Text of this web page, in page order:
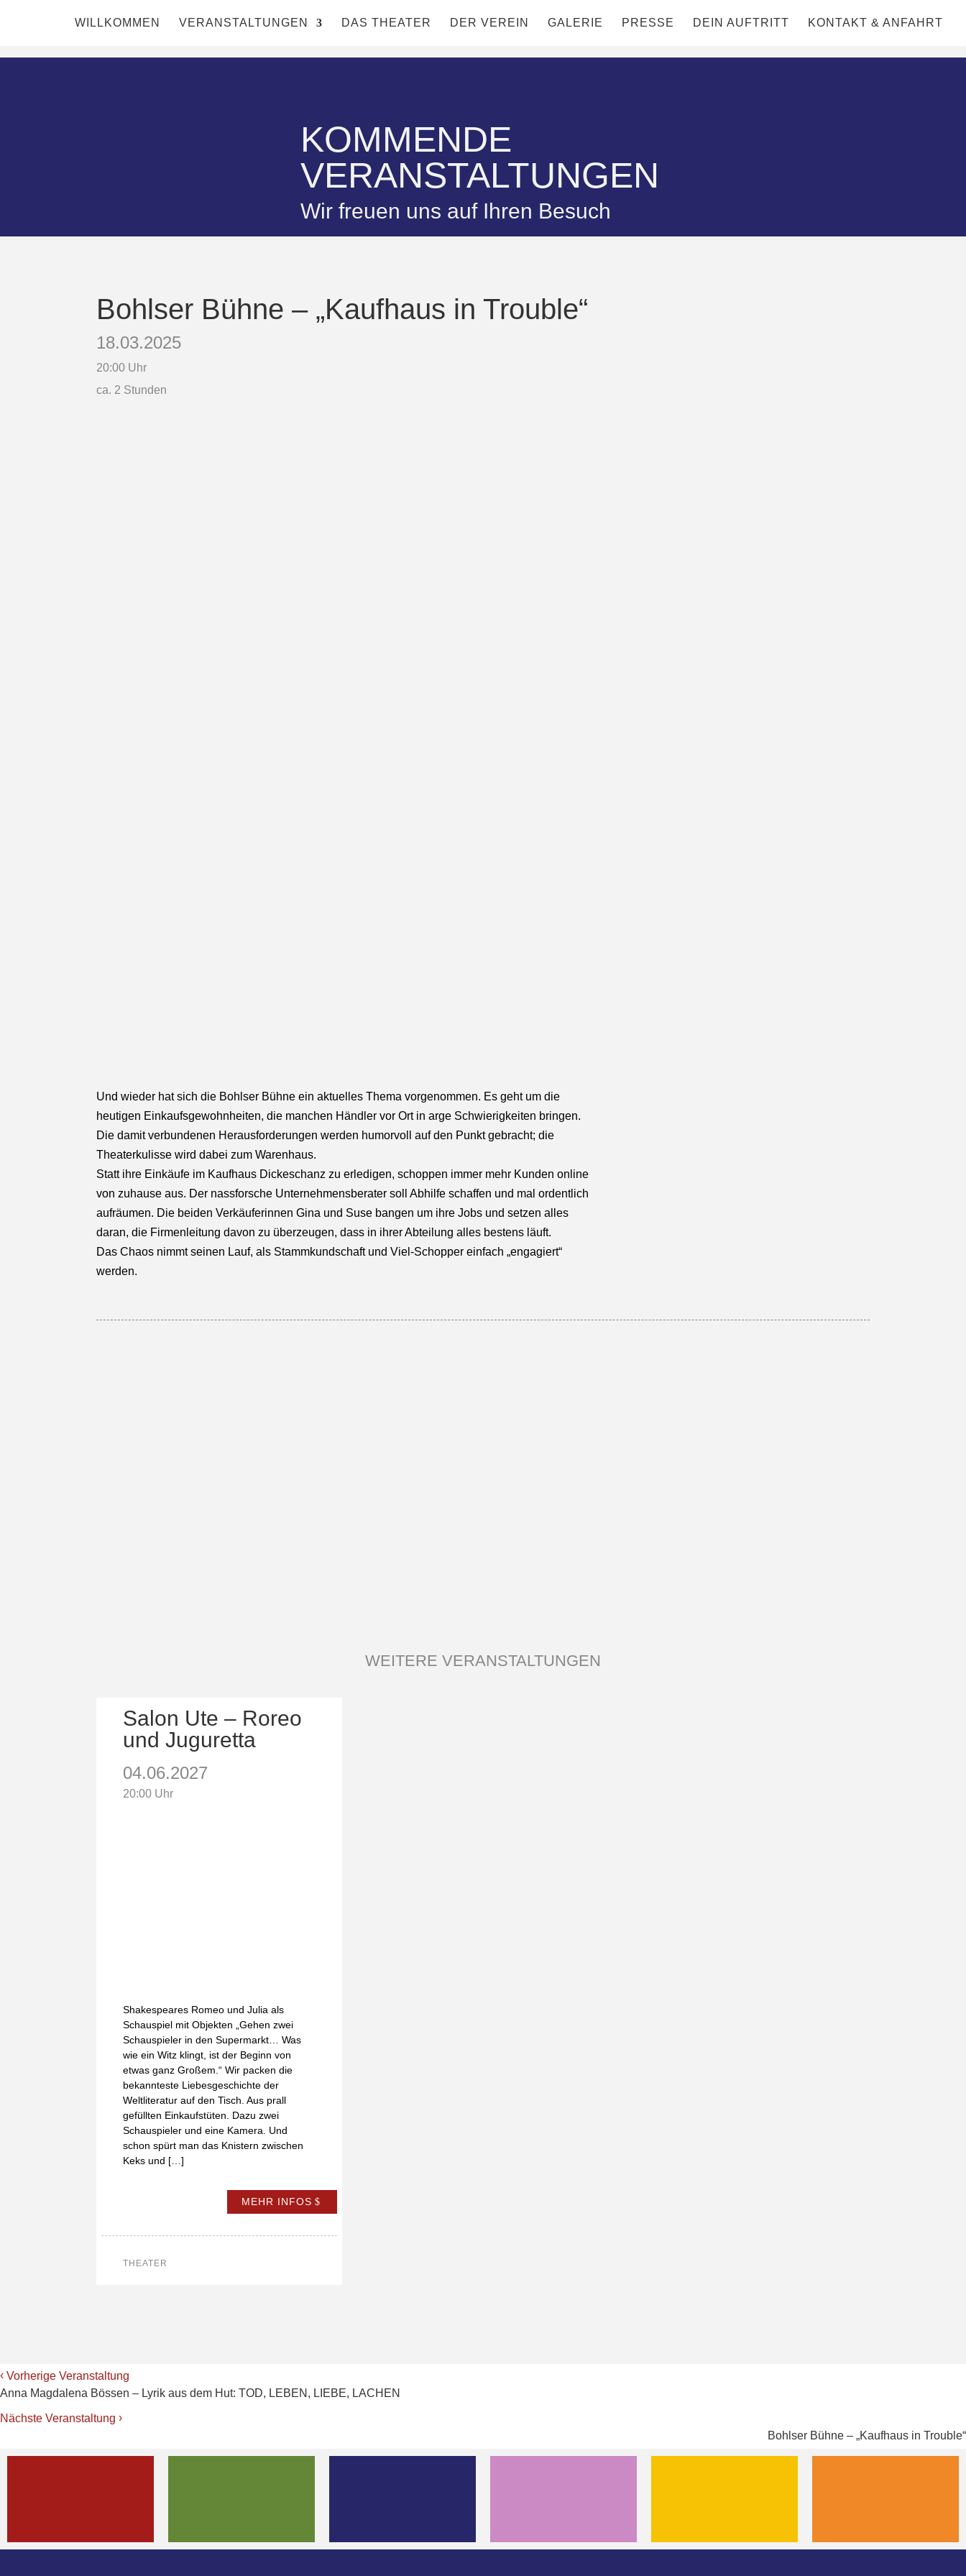
WILLKOMMEN VERANSTALTUNGEN DAS THEATER DER VEREIN GALERIE PRESSE DEIN AUFTRITT KONTAKT & ANFAHRT
KOMMENDE
VERANSTALTUNGEN
Wir freuen uns auf Ihren Besuch
Bohlser Bühne – „Kaufhaus in Trouble“
18.03.2025
20:00 Uhr
ca. 2 Stunden
Und wieder hat sich die Bohlser Bühne ein aktuelles Thema vorgenommen. Es geht um die
heutigen Einkaufsgewohnheiten, die manchen Händler vor Ort in arge Schwierigkeiten bringen.
Die damit verbundenen Herausforderungen werden humorvoll auf den Punkt gebracht; die
Theaterkulisse wird dabei zum Warenhaus.
Statt ihre Einkäufe im Kaufhaus Dickeschanz zu erledigen, schoppen immer mehr Kunden online
von zuhause aus. Der nassforsche Unternehmensberater soll Abhilfe schaffen und mal ordentlich
aufräumen. Die beiden Verkäuferinnen Gina und Suse bangen um ihre Jobs und setzen alles
daran, die Firmenleitung davon zu überzeugen, dass in ihrer Abteilung alles bestens läuft.
Das Chaos nimmt seinen Lauf, als Stammkundschaft und Viel-Schopper einfach „engagiert“
werden.
WEITERE VERANSTALTUNGEN
Salon Ute – Roreo
und Juguretta
04.06.2027
20:00 Uhr
Shakespeares Romeo und Julia als
Schauspiel mit Objekten „Gehen zwei
Schauspieler in den Supermarkt… Was
wie ein Witz klingt, ist der Beginn von
etwas ganz Großem.“ Wir packen die
bekannteste Liebesgeschichte der
Weltliteratur auf den Tisch. Aus prall
gefüllten Einkaufstüten. Dazu zwei
Schauspieler und eine Kamera. Und
schon spürt man das Knistern zwischen
Keks und […]
MEHR INFOS
THEATER
‹ Vorherige Veranstaltung
Anna Magdalena Bössen – Lyrik aus dem Hut: TOD, LEBEN, LIEBE, LACHEN
Nächste Veranstaltung ›
Bohlser Bühne – „Kaufhaus in Trouble“